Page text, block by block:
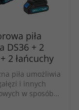
piła
DS36 + 2
2 łańcuchy
piła umożliwia
i innych
w sposób…